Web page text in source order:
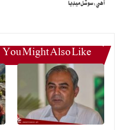
آهي: سوشل ميڊيا
You Might Also Like